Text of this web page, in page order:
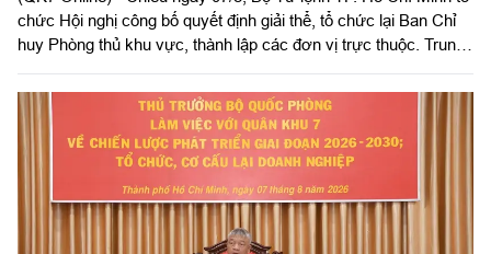
chức Hội nghị công bố quyết định giải thể, tổ chức lại Ban Chỉ
huy Phòng thủ khu vực, thành lập các đơn vị trực thuộc. Trung
Ủy viên Quân ủy Trung ương, Phó Bí thư Đảng ủy, Tư lệnh
Quân khu dự, chỉ đạo hội nghị. Thiếu tướng Vũ Văn Điền, Ủy
viên Ban Thường vụ Thành ủy, Tư lệnh Bộ Tư lệnh TP. Hồ Chí
Minh chủ trì hội nghị.